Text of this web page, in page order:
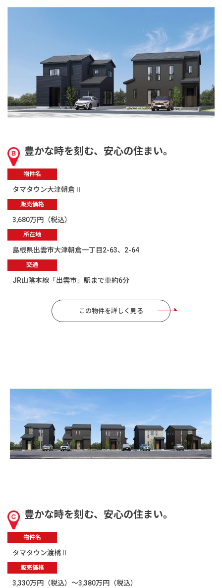
豊かな時を刻む、安心の住まい。
物件名
タマタウン大津朝倉Ⅱ
販売価格
3,680万円（税込）
所在地
島根県出雲市大津朝倉一丁目2-63、2-64
交通
JR山陰本線「出雲市」駅まで車約6分
この物件を詳しく見る
豊かな時を刻む、安心の住まい。
物件名
タマタウン渡橋Ⅱ
販売価格
3,330万円（税込）～3,380万円（税込）